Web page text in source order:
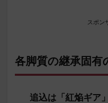
スポン
各脚質の継承固有
追込は「紅焔ギア